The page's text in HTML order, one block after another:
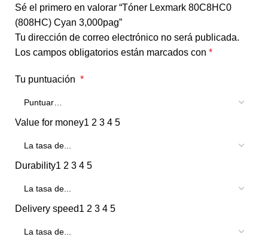
Sé el primero en valorar “Tóner Lexmark 80C8HC0
(808HC) Cyan 3,000pag”
Tu dirección de correo electrónico no será publicada.
Los campos obligatorios están marcados con *
Tu puntuación *
Value for money1 2 3 4 5
Durability1 2 3 4 5
Delivery speed1 2 3 4 5